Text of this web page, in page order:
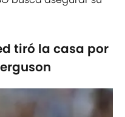
tiró la casa por